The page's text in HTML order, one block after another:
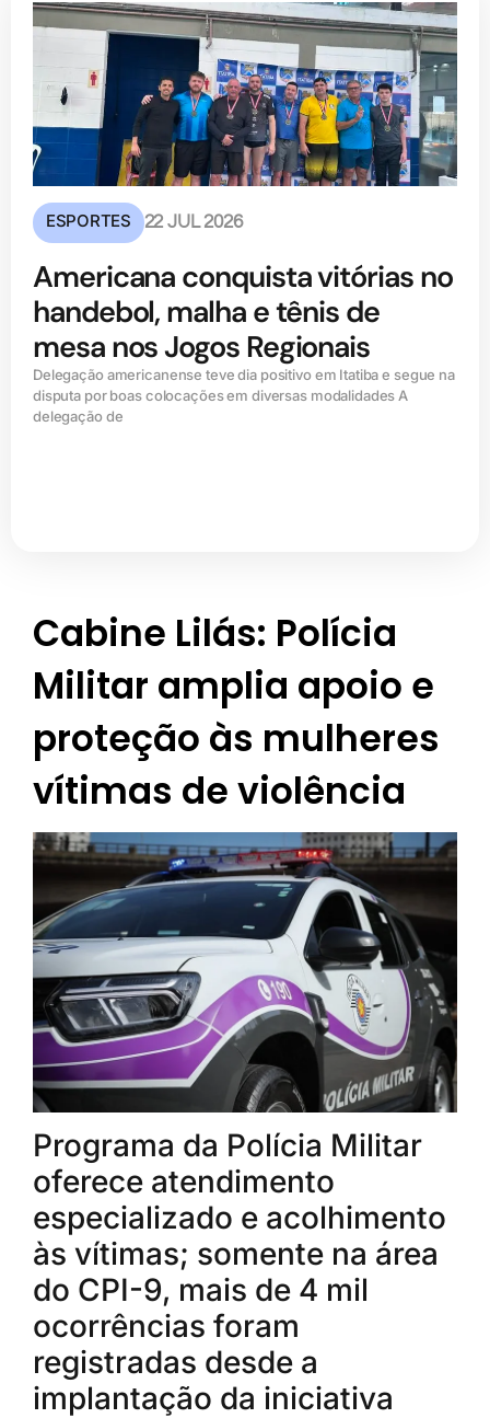
ESPORTES 22 JUL 2026
Americana conquista vitórias no
handebol, malha e tênis de
mesa nos Jogos Regionais
Delegação americanense teve dia positivo em Itatiba e segue na
disputa por boas colocações em diversas modalidades A
delegação de
Cabine Lilás: Polícia
Militar amplia apoio e
proteção às mulheres
vítimas de violência
Programa da Polícia Militar
oferece atendimento
especializado e acolhimento
às vítimas; somente na área
do CPI-9, mais de 4 mil
ocorrências foram
registradas desde a
implantação da iniciativa